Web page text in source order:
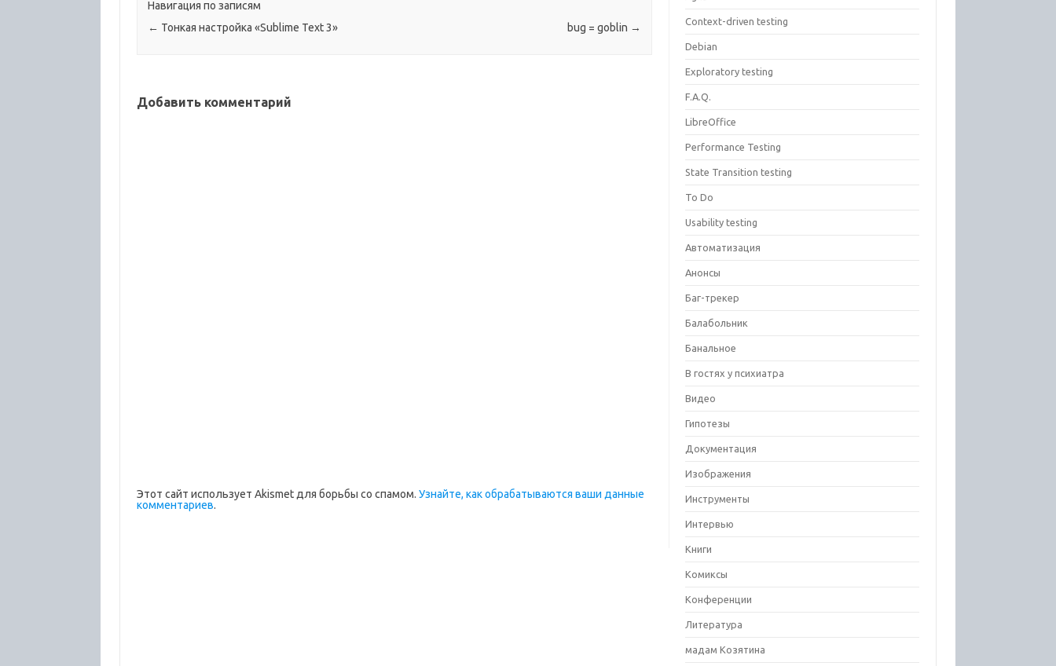
бонусы…
подсказывают сами по…
Навигация по записям
← Тонкая настройка «Sublime Text 3» bug = goblin →
Добавить комментарий
Этот сайт использует Akismet для борьбы со спамом. Узнайте, как обрабатываются ваши данные
комментариев.
Context-driven testing
Debian
Exploratory testing
F.A.Q.
LibreOffice
Performance Testing
State Transition testing
To Do
Usability testing
Автоматизация
Анонсы
Баг-трекер
Балабольник
Банальное
В гостях у психиатра
Видео
Гипотезы
Документация
Изображения
Инструменты
Интервью
Книги
Комиксы
Конференции
Литература
мадам Козятина